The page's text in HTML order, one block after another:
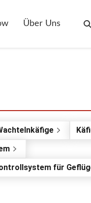
Über Uns
für